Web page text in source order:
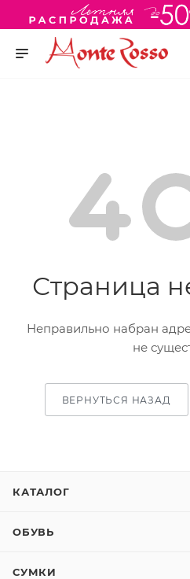
Страница
Неправильно набран
не
ВЕРНУТЬСЯ НАЗАД
КАТАЛОГ
ОБУВЬ
СУМКИ